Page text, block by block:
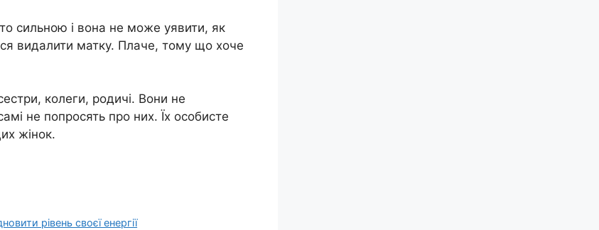
сильною і вона не може уявити, як
видалити матку. Плаче, тому що хоче
колеги, родичі. Вони не
не попросять про них. Їх особисте
жінок.
рівень своєї енергії